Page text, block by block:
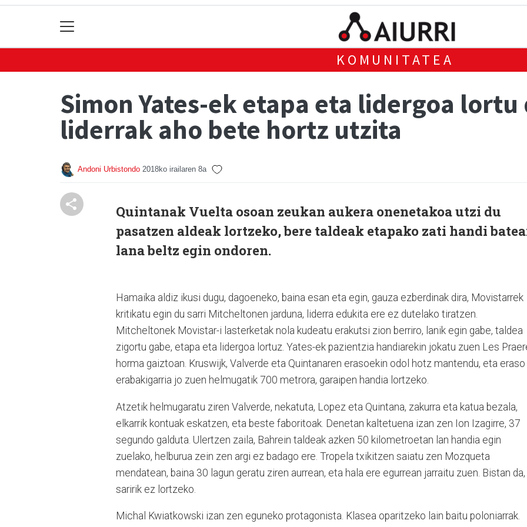
KOMUNITATEA
Simon Yates-ek etapa eta lidergoa
liderrak aho bete hortz utzita
Andoni Urbistondo 2018ko irailaren 8a
Quintanak Vuelta osoan zeukan aukera onenetakoa utzi du
pasatzen aldeak lortzeko, bere taldeak etapako zati handi
lana beltz egin ondoren.
Hamaika aldiz ikusi dugu, dagoeneko, baina esan eta egin, gauza ezberdinak dira, Movistarrek
kritikatu egin du sarri Mitcheltonen jarduna, liderra edukita ere ez dutelako tiratzen.
Mitcheltonek Movistar-i lasterketak nola kudeatu erakutsi zion berriro, lanik egin gabe, taldea
zigortu gabe, etapa eta lidergoa lortuz. Yates-ek pazientzia handiarekin jokatu zuen Les
horma gaiztoan. Kruswijk, Valverde eta Quintanaren erasoekin odol hotz mantendu, eta eraso
erabakigarria jo zuen helmugatik 700 metrora, garaipen handia lortzeko.
Atzetik helmugaratu ziren Valverde, nekatuta, Lopez eta Quintana, zakurra eta katua bezala,
elkarrik kontuak eskatzen, eta beste faboritoak. Denetan kaltetuena izan zen Ion Izagirre, 37
segundo galduta. Ulertzen zaila, Bahrein taldeak azken 50 kilometroetan lan handia egin
zuelako, helburua zein zen argi ez badago ere. Tropela txikitzen saiatu zen Mozqueta
mendatean, baina 30 lagun geratu ziren aurrean, eta hala ere egurrean jarraitu zuen. Bistan da,
saririk ez lortzeko.
Michal Kwiatkowski izan zen eguneko protagonista. Klasea oparitzeko lain baitu poloniarrak.